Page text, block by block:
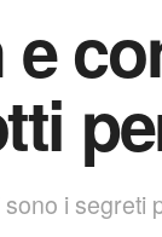
e
i segreti